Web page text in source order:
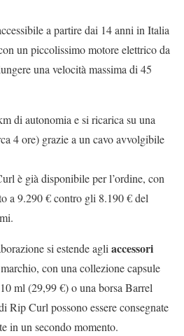
a partire dai 14 anni in Italia
un piccolissimo motore elettrico da
una velocità massima di 45
di autonomia e si ricarica su una
4 ore) grazie a un cavo avvolgibile
è già disponibile per l’ordine, con
a 9.290 € contro gli 8.190 € del
si estende agli accessori
con una collezione capsule
ml (29,99 €) o una borsa Barrel
Rip Curl possono essere consegnate
in un secondo momento.